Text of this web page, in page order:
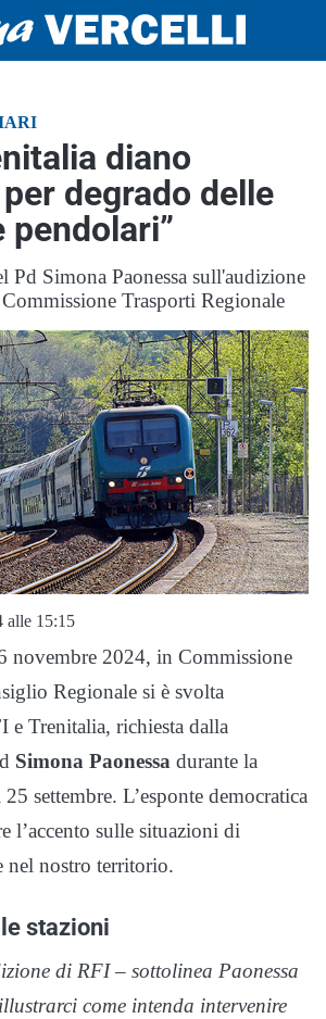
diano
degrado delle
pendolari”
Pd Simona Paonessa sull'audizione
Trasporti Regionale
alle 15:15
novembre 2024, in Commissione
Regionale si è svolta
e Trenitalia, richiesta dalla
Simona Paonessa durante la
settembre. L’esponte democratica
l’accento sulle situazioni di
nel nostro territorio.
stazioni
di RFI – sottolinea Paonessa
come intenda intervenire